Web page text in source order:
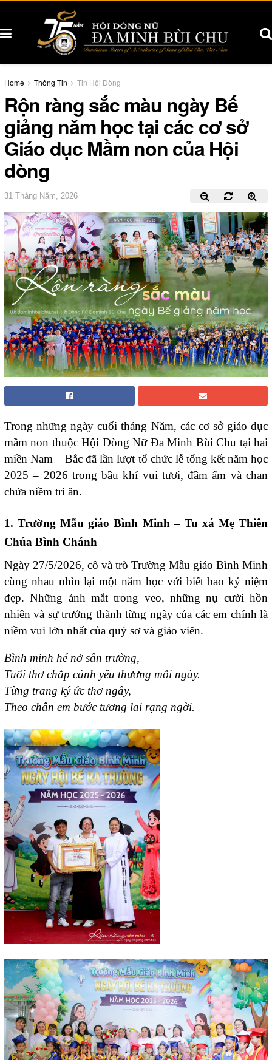
Home Thông Tin Tin Hội Dòng
Rộn ràng sắc màu ngày Bế
giảng năm học tại các cơ sở
Giáo dục Mầm non của Hội
dòng
31 Tháng Năm, 2026
Trong những ngày cuối tháng Năm, các cơ sở giáo dục
mầm non thuộc Hội Dòng Nữ Đa Minh Bùi Chu tại hai
miền Nam – Bắc đã lần lượt tổ chức lễ tổng kết năm học
2025 – 2026 trong bầu khí vui tươi, đầm ấm và chan
chứa niềm tri ân.
1. Trường Mẫu giáo Bình Minh – Tu xá Mẹ Thiên
Chúa Bình Chánh
Ngày 27/5/2026, cô và trò Trường Mẫu giáo Bình Minh
cùng nhau nhìn lại một năm học với biết bao kỷ niệm
đẹp. Những ánh mắt trong veo, những nụ cười hồn
nhiên và sự trưởng thành từng ngày của các em chính là
niềm vui lớn nhất của quý sơ và giáo viên.
Bình minh hé nở sân trường,
Tuổi thơ chắp cánh yêu thương mỗi ngày.
Từng trang ký ức thơ ngây,
Theo chân em bước tương lai rạng ngời.